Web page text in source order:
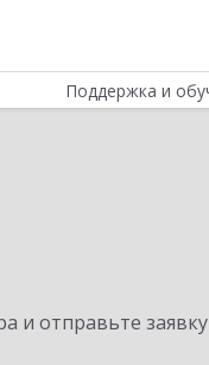
Поддержка и
и отправьте